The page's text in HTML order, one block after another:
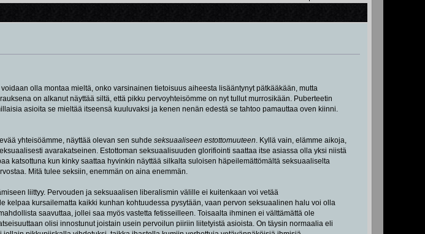
olla montaa mieltä, onko varsinainen tietoisuus aiheesta lisääntynyt pätkääkään, mutta
on alkanut näyttää siltä, että pikku pervoyhteisömme on nyt tullut murrosikään. Puberteetin
asioita se mieltää itseensä kuuluvaksi ja kenen nenän edestä se tahtoo pamauttaa oven kiinni.
yhteisöämme, näyttää olevan sen suhde seksuaaliseen estottomuuteen. Kyllä vain, elämme aikoja,
avarakatseinen. Estottoman seksuaalisuuden glorifiointi saattaa itse asiassa olla yksi niistä
katsottuna kun kinky saattaa hyvinkin näyttää silkalta suloisen häpeilemättömältä seksuaaliselta
Mitä tulee seksiin, enemmän on aina enemmän.
liittyy. Pervouden ja seksuaalisen liberalismin välille ei kuitenkaan voi vetää
kelpaa kursailematta kaikki kunhan kohtuudessa pysytään, vaan pervon seksuaalinen halu voi olla
saavuttaa, jollei saa myös vastetta fetisseilleen. Toisaalta ihminen ei välttämättä ole
olisi innostunut joistain usein pervoilun piiriin liitetyistä asioista. On täysin normaalia eli